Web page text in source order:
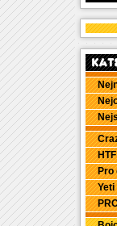
Pro
Yeti